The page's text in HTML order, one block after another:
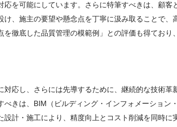
を可能にしています。さらに特筆すべきは、顧客
、施主の要望や懸念点を丁寧に汲み取ることで、
徹底した品質管理の模範例」との評価も得ており、
応し、さらには先導するために、継続的な技術革
きは、BIM（ビルディング・インフォメーション・
計・施工により、精度向上とコスト削減を同時に